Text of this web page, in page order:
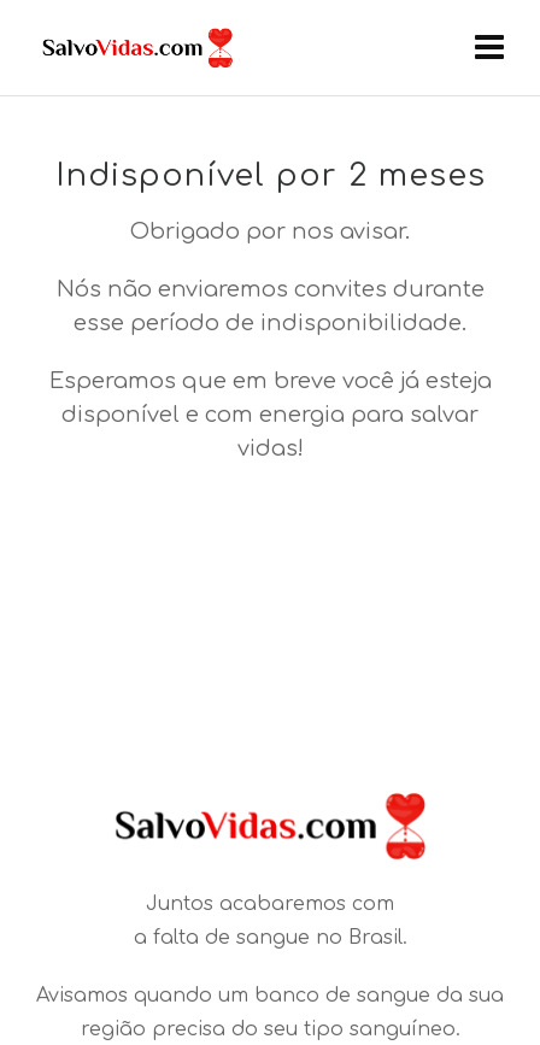
Indisponível por 2 meses
Obrigado por nos avisar.
Nós não enviaremos convites durante
esse período de indisponibilidade.
Esperamos que em breve você já esteja
disponível e com energia para salvar
vidas!
Juntos acabaremos com
a falta de sangue no Brasil.
Avisamos quando um banco de sangue da sua
região precisa do seu tipo sanguíneo.